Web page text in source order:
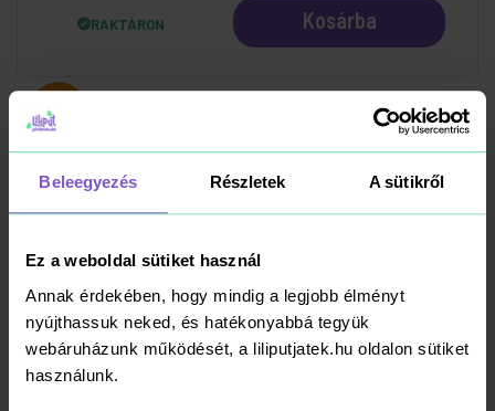
Beleegyezés Részletek A sütikről
Ez a weboldal sütiket használ
Annak érdekében, hogy mindig a legjobb élményt
nyújthassuk neked, és hatékonyabbá tegyük
webáruházunk működését, a liliputjatek.hu oldalon sütiket
használunk.
RAKTÁRON Kosárba
-15%
RAKTÁRON
Matchbox Irányító
Központ
18 999 Ft
Kosárba